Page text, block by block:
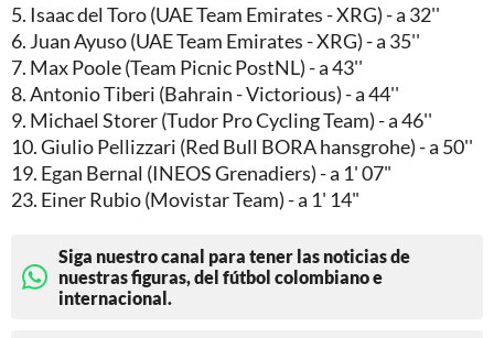
5. Isaac del Toro (UAE Team Emirates - XRG) - a 32''
6. Juan Ayuso (UAE Team Emirates - XRG) - a 35''
7. Max Poole (Team Picnic PostNL) - a 43''
8. Antonio Tiberi (Bahrain - Victorious) - a 44''
9. Michael Storer (Tudor Pro Cycling Team) - a 46''
10. Giulio Pellizzari (Red Bull BORA hansgrohe) - a 50''
19. Egan Bernal (INEOS Grenadiers) - a 1' 07"
23. Einer Rubio (Movistar Team) - a 1' 14"
Siga nuestro canal para tener las noticias de
nuestras figuras, del fútbol colombiano e
internacional.